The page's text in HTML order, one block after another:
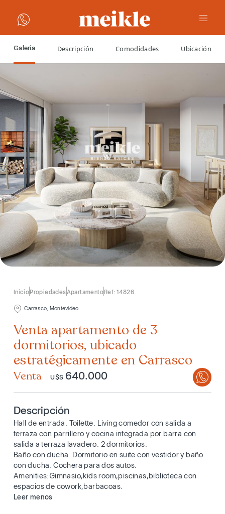
Galería Descripción Comodidades Ubicación
InicioPropiedadesApartamentoRef: 14826
VOLVER
Carrasco, Montevideo
Venta apartamento de 3
dormitorios, ubicado
estratégicamente en Carrasco
Venta U$S640.000
Descripción
Hall de entrada. Toilette. Living comedor con salida a
terraza con parrillero y cocina integrada por barra con
salida a terraza lavadero. 2 dormitorios.
Baño con ducha. Dormitorio en suite con vestidor y baño
con ducha. Cochera para dos autos.
Amenities:Gimnasio,kids room,piscinas,biblioteca con
espacios de cowork,barbacoas.
Leer menos